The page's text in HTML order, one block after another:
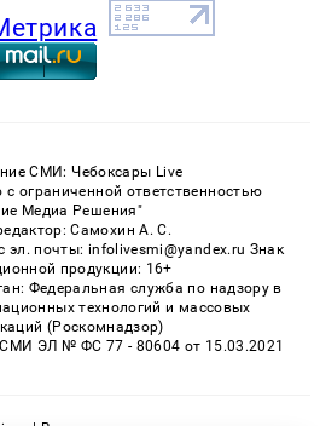
СМИ: Чебоксары Live
ограниченной ответственностью
Медиа Решения"
Самохин А. С.
эл. почты: infolivesmi@yandex.ru Знак
продукции: 16+
Федеральная служба по надзору в
технологий и массовых
(Роскомнадзор)
ЭЛ № ФС 77 - 80604 от 15.03.2021